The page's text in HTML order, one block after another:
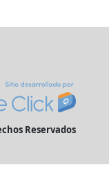
Reservados